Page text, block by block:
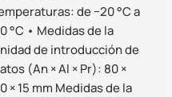
de −20 °C a
°C • Medidas de la
de introducción de
(An × Al × Pr): 80 ×
× 15 mm Medidas de la